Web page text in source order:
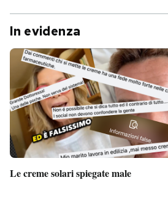
In evidenza
Le creme solari spiegate male